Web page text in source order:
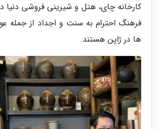
کارخانه چای، هتل و شیرینی فروشی دنیا در
فرهنگ احترام به سنت و اجداد از جمله
ها در ژاپن هستند.